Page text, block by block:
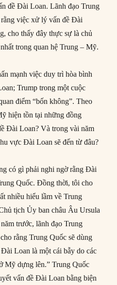
đề Đài Loan. Lãnh đạo Trung
việc xử lý vấn đề Đài
cho thấy đây thực sự là chủ
trong quan hệ Trung – Mỹ.
mạnh việc duy trì hòa bình
Trump trong một cuộc
điểm “bốn không”. Theo
hiện tồn tại những đồng
Đài Loan? Và trong vài năm
vực Đài Loan sẽ đến từ đâu?
có gì phải nghi ngờ rằng Đài
Quốc. Đồng thời, tôi cho
nhiều hiểu lầm về Trung
tịch Ủy ban châu Âu Ursula
trước, lãnh đạo Trung
rằng Trung Quốc sẽ dùng
Loan là một cái bẫy do các
Mỹ dựng lên.” Trung Quốc
vấn đề Đài Loan bằng biện